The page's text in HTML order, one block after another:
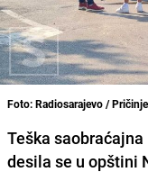
Foto: Radiosarajevo /
Teška
desila se u opštini